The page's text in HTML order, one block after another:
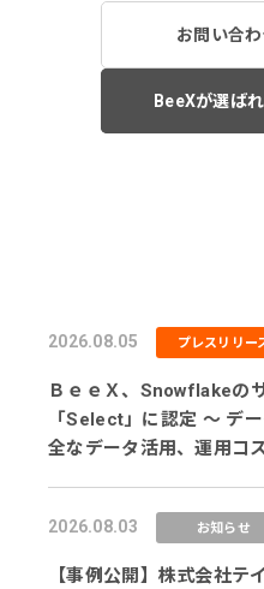
お問い合
BeeXが選ば
2026.08.05 プレスリリー
ＢｅｅＸ、Snowflakeの
「Select」に認定 ～ デ
全なデータ活用、運用コ
2026.08.03 お知らせ
【事例公開】株式会社テ